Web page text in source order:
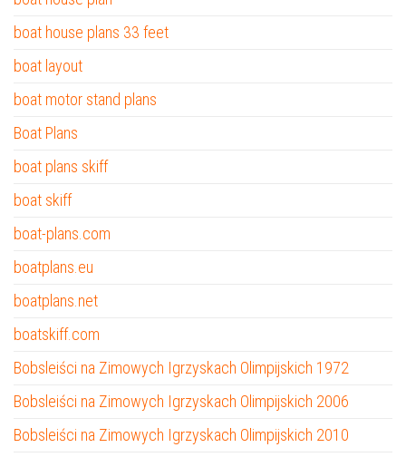
boat house plans 33 feet
boat layout
boat motor stand plans
Boat Plans
boat plans skiff
boat skiff
boat-plans.com
boatplans.eu
boatplans.net
boatskiff.com
Bobsleiści na Zimowych Igrzyskach Olimpijskich 1972
Bobsleiści na Zimowych Igrzyskach Olimpijskich 2006
Bobsleiści na Zimowych Igrzyskach Olimpijskich 2010